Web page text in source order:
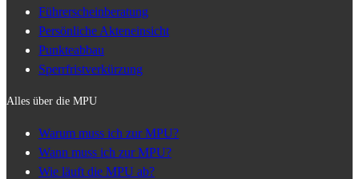
Führerscheinberatung
Persönliche Akteneinsicht
Punkteabbau
Sperrfristverkürzung
Alles über die MPU
Warum muss ich zur MPU?
Wann muss ich zur MPU?
Wie läuft die MPU ab?